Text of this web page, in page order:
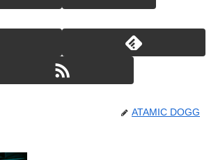
ATAMIC DOGG